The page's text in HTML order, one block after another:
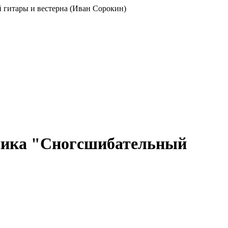
гитары и вестерна (Иван Сорокин)
"Сногсшибательный